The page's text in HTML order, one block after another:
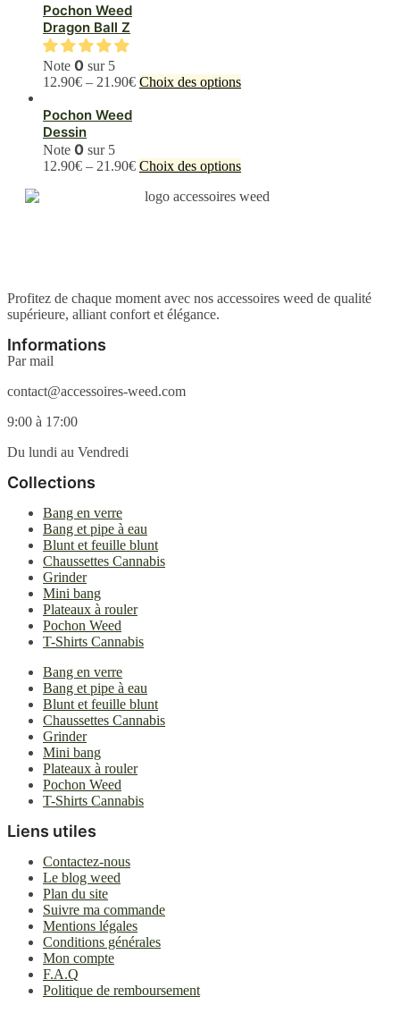
page
options
peuvent
page
produit
Pochon Weed
Dragon Ball Z
Note 0 sur 5
12.90€ – 21.90€ Choix des optionsCe
Les
options
peuvent
produit
Pochon Weed
Dessin
Note 0 sur 5
12.90€ – 21.90€ Choix des optionsCe
a
être
Profitez de chaque moment avec nos accessoires weed de qualité
supérieure, alliant confort et élégance.
Informations
Par mail
contact@accessoires-weed.com
9:00 à 17:00
Du lundi au Vendredi
Collections
Bang en verre
Bang et pipe à eau
Blunt et feuille blunt
Chaussettes Cannabis
Grinder
Mini bang
Plateaux à rouler
Pochon Weed
T-Shirts Cannabis
Bang en verre
Bang et pipe à eau
Blunt et feuille blunt
Chaussettes Cannabis
Grinder
Mini bang
Plateaux à rouler
Pochon Weed
T-Shirts Cannabis
Liens utiles
Contactez-nous
Le blog weed
Plan du site
Suivre ma commande
Mentions légales
Conditions générales
Mon compte
F.A.Q
Politique de remboursement